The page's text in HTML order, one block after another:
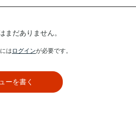
まだありません。
は ログインが必要です。
ーを書く